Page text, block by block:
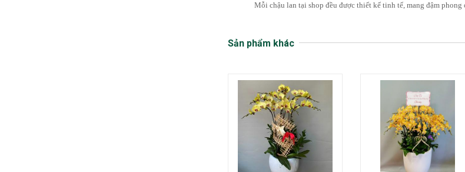
Mỗi chậu lan tại shop đều được thiết kế tinh tế, mang đậm
Sản phẩm khác